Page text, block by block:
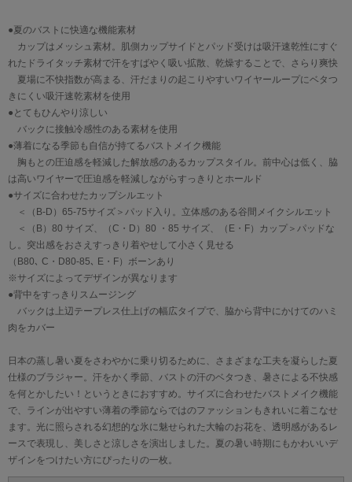
●夏のバストに快適な機能素材
カップはメッシュ素材。肌側カップサイドとパッド受けは吸汗速乾性にすぐ
れたドライタッチ素材で汗をすばやく吸い拡散、乾燥することで、さらり爽快
夏場に不快指数が高まる、汗だまりの起こりやすいワイヤーループにベタつ
きにくい吸汗速乾素材を使用
●とてもひんやり涼しい
バックに接触冷感性のある素材を使用
●薄着になる季節も自信が持てるバストメイク機能
胸もとの圧迫感を軽減した解放感のあるカップスタイル。前中心は低く、脇
は高いワイヤーで圧迫感を軽減しながらすっきりとホールド
●サイズに合わせたカップシルエット
＜（B-D）65-75サイズ＞パッド入り。立体感のある谷間メイクシルエット
＜（B）80 サイズ、（C・D）80 ・85 サイズ、（E・F）カップ＞パッドな
し。突出感をおさえすっきり着やせして小さく見せる
（B80､ C・D80-85､ E・F）ボーンあり
※サイズによってデザインが異なります
●背中をすっきりスムージング
バックは上辺テープレス仕上げの幅広タイプで、脇から背中にかけてのハミ
肉をカバー
日本の蒸し暑い夏をさわやかに乗り切るために、さまざまな工夫を凝らした夏
仕様のブラジャー。汗をかく季節、バストの汗のベタつき、暑さによる不快感
を何とかしたい！というときにおすすめ。サイズに合わせたバストメイク機能
で、ラインが出やすい薄着の季節ならではのファッションもきれいに着こなせ
ます。光に照らされる幻想的な氷に魅せられた大輪のお花を、透明感があるレ
ースで表現し、美しさと涼しさを演出しました。夏の暑い時期にもかわいいデ
ザインをつけたい方にぴったりの一枚。